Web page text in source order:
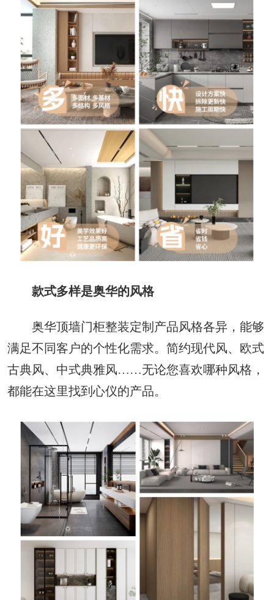
款式多样是奥华的风格
奥华顶墙门柜整装定制产品风格各异，能够
满足不同客户的个性化需求。简约现代风、欧式
古典风、中式典雅风……无论您喜欢哪种风格，
都能在这里找到心仪的产品。